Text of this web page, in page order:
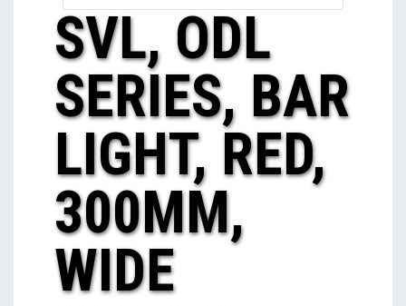
SVL, ODL
SERIES, BAR
LIGHT, RED,
300MM,
WIDE